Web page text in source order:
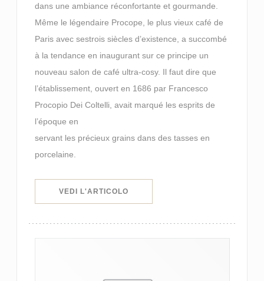
dans une ambiance réconfortante et gourmande.
Même le légendaire Procope, le plus vieux café de
Paris avec sestrois siècles d’existence, a succombé
à la tendance en inaugurant sur ce principe un
nouveau salon de café ultra-cosy. Il faut dire que
l’établissement, ouvert en 1686 par Francesco
Procopio Dei Coltelli, avait marqué les esprits de
l’époque en
servant les précieux grains dans des tasses en
porcelaine.
VEDI L'ARTICOLO((APRE UNA NUOVA FINESTRA))